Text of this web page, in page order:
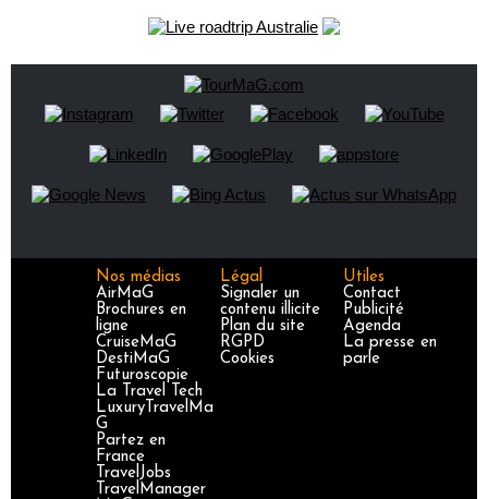
Nos médias
AirMaG
Brochures en
ligne
CruiseMaG
DestiMaG
Futuroscopie
La Travel Tech
LuxuryTravelMa
G
Partez en
France
TravelJobs
TravelManager
Légal
Signaler un
contenu illicite
Plan du site
RGPD
Cookies
Utiles
Contact
Publicité
Agenda
La presse en
parle